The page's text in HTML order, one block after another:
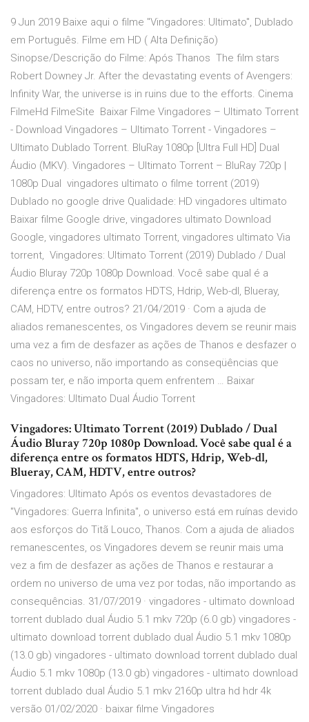
9 Jun 2019 Baixe aqui o filme "Vingadores: Ultimato", Dublado
em Português. Filme em HD ( Alta Definição)
Sinopse/Descrição do Filme: Após Thanos The film stars
Robert Downey Jr. After the devastating events of Avengers:
Infinity War, the universe is in ruins due to the efforts. Cinema
FilmeHd FilmeSite Baixar Filme Vingadores – Ultimato Torrent
- Download Vingadores – Ultimato Torrent - Vingadores –
Ultimato Dublado Torrent. BluRay 1080p [Ultra Full HD] Dual
Áudio (MKV). Vingadores – Ultimato Torrent – BluRay 720p |
1080p Dual vingadores ultimato o filme torrent (2019)
Dublado no google drive Qualidade: HD vingadores ultimato
Baixar filme Google drive, vingadores ultimato Download
Google, vingadores ultimato Torrent, vingadores ultimato Via
torrent, Vingadores: Ultimato Torrent (2019) Dublado / Dual
Áudio Bluray 720p 1080p Download. Você sabe qual é a
diferença entre os formatos HDTS, Hdrip, Web-dl, Blueray,
CAM, HDTV, entre outros? 21/04/2019 · Com a ajuda de
aliados remanescentes, os Vingadores devem se reunir mais
uma vez a fim de desfazer as ações de Thanos e desfazer o
caos no universo, não importando as conseqüências que
possam ter, e não importa quem enfrentem … Baixar
Vingadores: Ultimato Dual Áudio Torrent
Vingadores: Ultimato Torrent (2019) Dublado / Dual
Áudio Bluray 720p 1080p Download. Você sabe qual é a
diferença entre os formatos HDTS, Hdrip, Web-dl,
Blueray, CAM, HDTV, entre outros?
Vingadores: Ultimato Após os eventos devastadores de
"Vingadores: Guerra Infinita", o universo está em ruínas devido
aos esforços do Titã Louco, Thanos. Com a ajuda de aliados
remanescentes, os Vingadores devem se reunir mais uma
vez a fim de desfazer as ações de Thanos e restaurar a
ordem no universo de uma vez por todas, não importando as
consequências. 31/07/2019 · vingadores - ultimato download
torrent dublado dual Áudio 5.1 mkv 720p (6.0 gb) vingadores -
ultimato download torrent dublado dual Áudio 5.1 mkv 1080p
(13.0 gb) vingadores - ultimato download torrent dublado dual
Áudio 5.1 mkv 1080p (13.0 gb) vingadores - ultimato download
torrent dublado dual Áudio 5.1 mkv 2160p ultra hd hdr 4k
versão 01/02/2020 · baixar filme Vingadores